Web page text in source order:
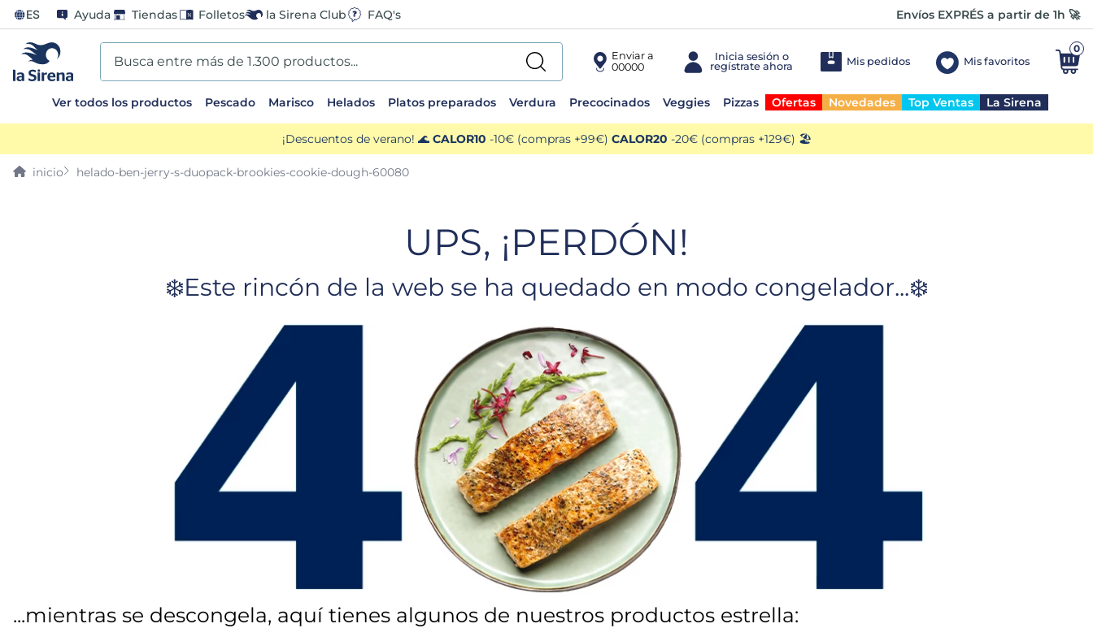
ES Ayuda Tiendas Folletos la Sirena Club FAQ's Envíos EXPRÉS a partir de 1h 🚀
Busca entre más de 1.300 productos...
Enviar a
00000
Mis pedidos Mis favoritos
0
Ver todos los productos Pescado Marisco Helados Platos preparados Verdura Precocinados Veggies Pizzas Ofertas Novedades Top Ventas La Sirena
¡Descuentos de verano! 🌊 CALOR10 -10€ (compras +99€) CALOR20 -20€ (compras +129€) 🏖️
helado-ben-jerry-s-duopack-brookies-cookie-dough-60080
UPS, ¡PERDÓN!
❄️Este rincón de la web se ha quedado en modo congelador...❄️
...mientras se descongela, aquí tienes algunos de nuestros productos estrella:
TÉRMINOS MÁS BUSCADOS
1. helados sirena